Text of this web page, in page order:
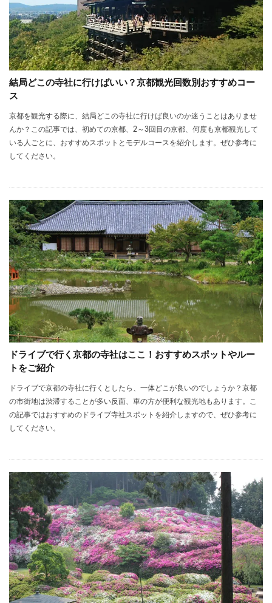
結局どこの寺社に行けばいい？京都観光回数別おすすめコー
ス
京都を観光する際に、結局どこの寺社に行けば良いのか迷うことはありませ
んか？この記事では、初めての京都、2～3回目の京都、何度も京都観光して
いる人ごとに、おすすめスポットとモデルコースを紹介します。ぜひ参考に
してください。
ドライブで行く京都の寺社はここ！おすすめスポットやルー
トをご紹介
ドライブで京都の寺社に行くとしたら、一体どこが良いのでしょうか？京都
の市街地は渋滞することが多い反面、車の方が便利な観光地もあります。こ
の記事ではおすすめのドライブ寺社スポットを紹介しますので、ぜひ参考に
してください。